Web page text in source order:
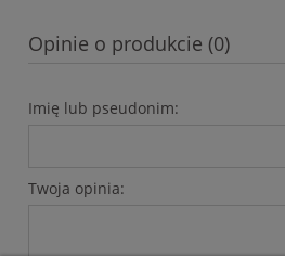
Opinie o produkcie (0)
Imię lub pseudonim:
Twoja opinia: